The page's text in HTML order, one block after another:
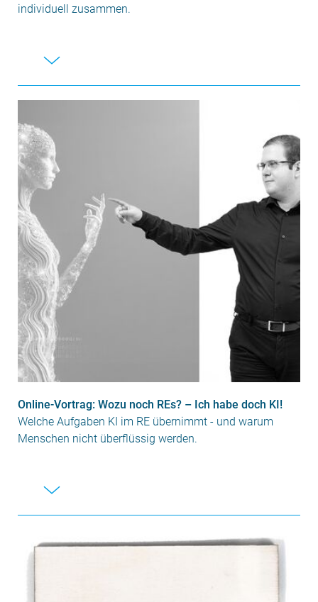
individuell zusammen.
Online-Vortrag: Wozu noch REs? – Ich habe doch KI!
Welche Aufgaben KI im RE übernimmt - und warum
Menschen nicht überflüssig werden.